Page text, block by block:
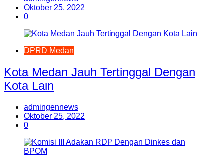
Oktober 25, 2022
0
DPRD Medan
Kota Medan Jauh Tertinggal Dengan
Kota Lain
admingennews
Oktober 25, 2022
0